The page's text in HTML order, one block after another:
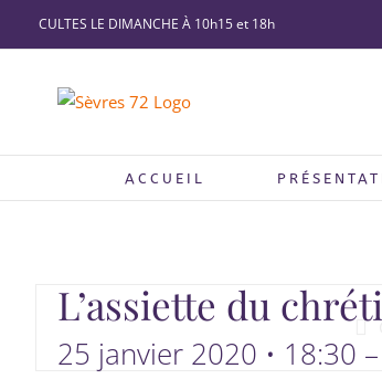
Passer
au
CULTES LE DIMANCHE À 10h15 et 18h
ACCUEIL
L’assiette du
25 janvier 2020 • 18:30 –